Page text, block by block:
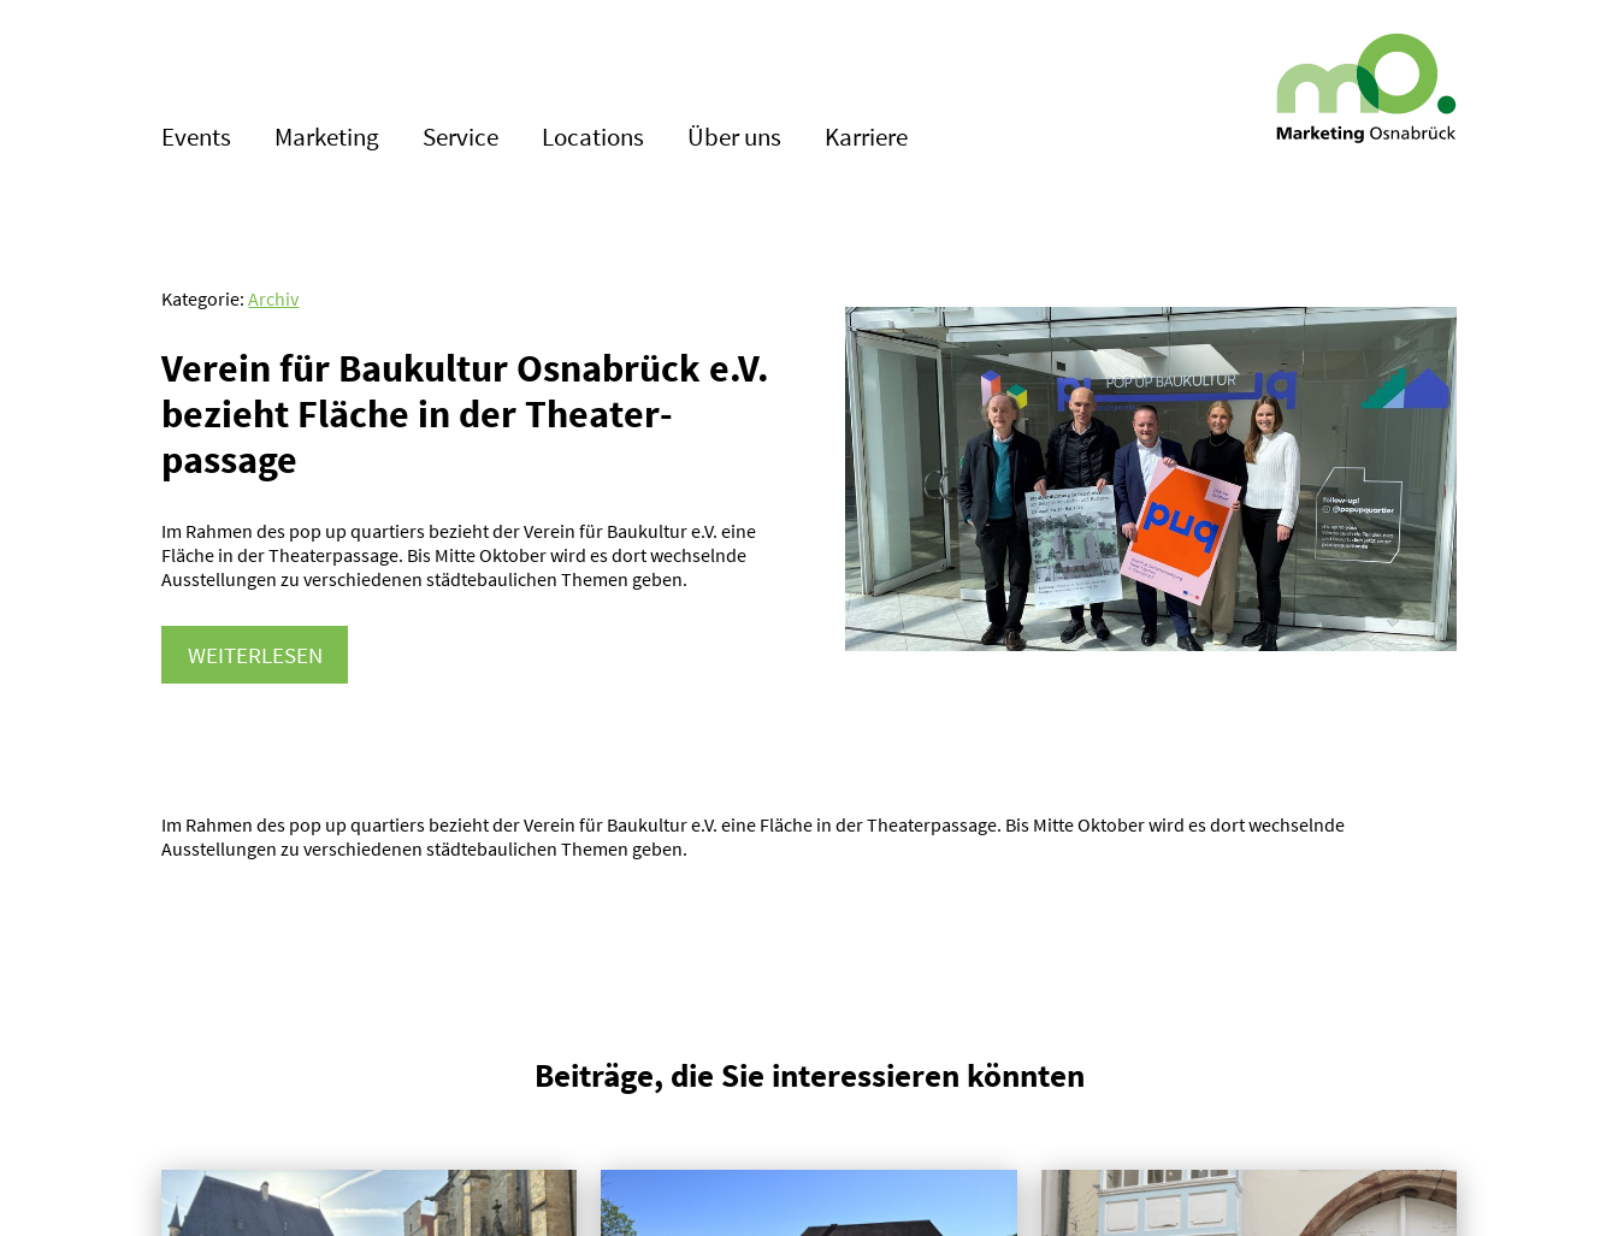
Events Marketing Service Locations Über uns Karriere
Kategorie:Archiv
Verein für Baukultur Osnabrück e.V.
bezieht Fläche in der Theater­
passage
Im Rahmen des pop up quartiers bezieht der Verein für Baukultur e.V. eine
Fläche in der Theaterpassage. Bis Mitte Oktober wird es dort wechselnde
Ausstellungen zu verschiedenen städtebaulichen Themen geben.
WEITERLESEN
Im Rahmen des pop up quartiers bezieht der Verein für Baukultur e.V. eine Fläche in der Theaterpassage. Bis Mitte Oktober wird es dort wechselnde
Ausstellungen zu verschiedenen städtebaulichen Themen geben.
Beiträge, die Sie interessieren könnten